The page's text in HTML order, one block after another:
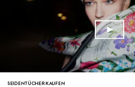
SEIDENTÜCHER KAUFEN